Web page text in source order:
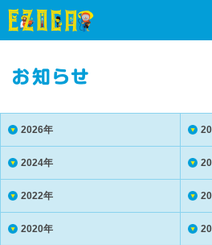
2026年
2024年
2022年
2020年